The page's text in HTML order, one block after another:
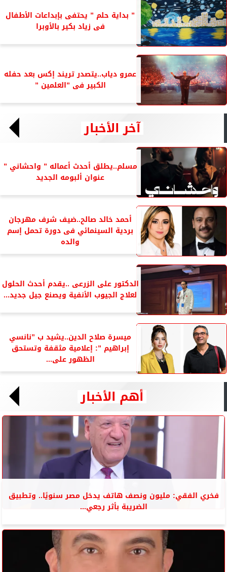
” بداية حلم ” يحتفى بإبداعات الأطفال
فى زياد بكير بالأوبرا
عمرو دياب..يتصدر تريند إكس بعد حفله
الكبير فى ”العلمين ”
آخر الأخبار
مسلم..يطلق أحدث أعماله ” واحشاني ”
عنوان ألبومه الجديد
أحمد خالد صالح..ضيف شرف مهرجان
بردية السينمائي فى دورة تحمل إسم
والده
الدكتور على الزرعى ..يقدم أحدث الحلول
لعلاج الجيوب الأنفية ويصنع جيل جديد...
ميسرة صلاح الدين..يشيد ب ”نانسي
إبراهيم ”: إعلامية مثقفة وتستحق
الظهور على...
أهم الأخبار
فخري الفقي: مليون ونصف هاتف يدخل مصر سنويًا.. وتطبيق
الضريبة بأثر رجعي...